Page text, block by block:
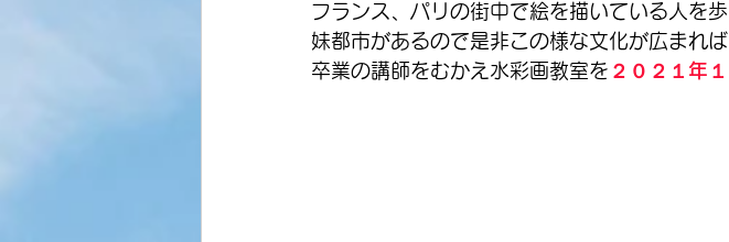
フランス、パリの街中で絵を描いている人を
妹都市があるので是非この様な文化が広まれ
卒業の講師をむかえ水彩画教室を ２０２１年